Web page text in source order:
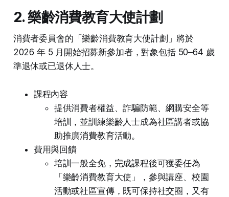
2. 樂齡消費教育大使計劃
消費者委員會的「樂齡消費教育大使計劃」將於
2026 年 5 月開始招募新參加者，對象包括 50–64 歲
準退休或已退休人士。
課程內容
提供消費者權益、詐騙防範、網購安全等
培訓，並訓練樂齡人士成為社區講者或協
助推廣消費教育活動。
費用與回饋
培訓一般全免，完成課程後可獲委任為
「樂齡消費教育大使」，參與講座、校園
活動或社區宣傳，既可保持社交圈，又有